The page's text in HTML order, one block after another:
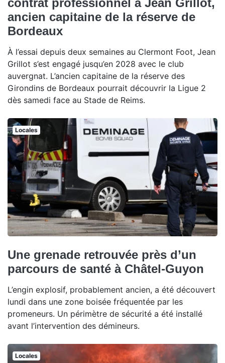
ancien capitaine de la réserve de
Bordeaux
À l’essai depuis deux semaines au Clermont Foot, Jean
Grillot s’est engagé jusqu’en 2028 avec le club
auvergnat. L’ancien capitaine de la réserve des
Girondins de Bordeaux pourrait découvrir la Ligue 2
dès samedi face au Stade de Reims.
Locales
Une grenade retrouvée près d’un
parcours de santé à Châtel-Guyon
L’engin explosif, probablement ancien, a été découvert
lundi dans une zone boisée fréquentée par les
promeneurs. Un périmètre de sécurité a été installé
avant l’intervention des démineurs.
Locales